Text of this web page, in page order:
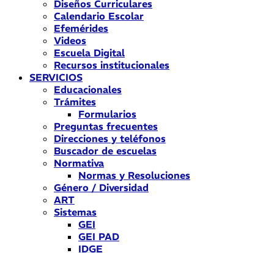
Diseños Curriculares
Calendario Escolar
Efemérides
Videos
Escuela Digital
Recursos institucionales
SERVICIOS
Educacionales
Trámites
Formularios
Preguntas frecuentes
Direcciones y teléfonos
Buscador de escuelas
Normativa
Normas y Resoluciones
Género / Diversidad
ART
Sistemas
GEI
GEI PAD
IDGE